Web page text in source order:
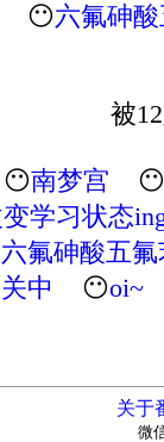
😶六氟砷
被
南梦宫 😶
学习状态ing
六氟砷酸五
关中 😶oi~
关于
微